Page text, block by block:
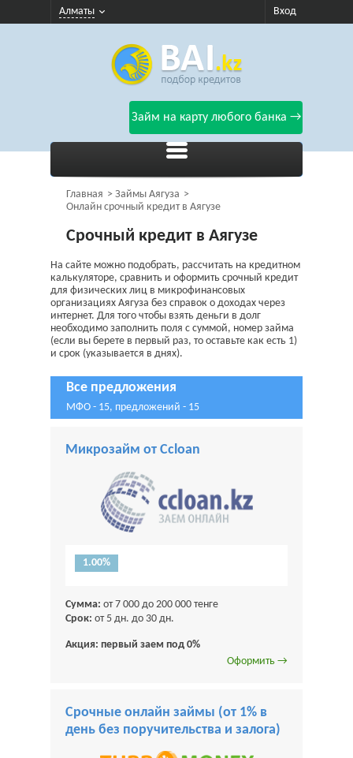
Алматы Вход
Займ на карту любого банка →
Главная
Займы Аягуза
Онлайн срочный кредит в Аягузе
Срочный кредит в Аягузе
На сайте можно подобрать, рассчитать на кредитном
калькуляторе, сравнить и оформить срочный кредит
для физических лиц в микрофинансовых
организациях Аягуза без справок о доходах через
интернет. Для того чтобы взять деньги в долг
необходимо заполнить поля с суммой, номер займа
(если вы берете в первый раз, то оставьте как есть 1)
и срок (указывается в днях).
Все предложения
МФО - 15, предложений - 15
Микрозайм от Ccloan
1.00%
Сумма: от 7 000 до 200 000 тенге
Срок: от 5 дн. до 30 дн.
Акция: первый заем под 0%
Оформить →
Срочные онлайн займы (от 1% в
день без поручительства и залога)